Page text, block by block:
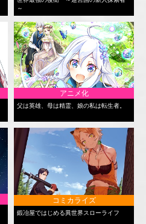
～
アニメ化
父は英雄、母は精霊、娘の私は転生者。
コミカライズ
鍛冶屋ではじめる異世界スローライフ